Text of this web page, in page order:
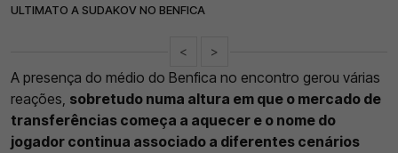
ULTIMATO A SUDAKOV NO BENFICA
< >
A presença do médio do Benfica no encontro gerou várias
reações, sobretudo numa altura em que o mercado de
transferências começa a aquecer e o nome do
jogador continua associado a diferentes cenários